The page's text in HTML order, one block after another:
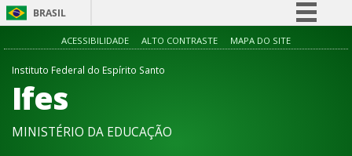
BRASIL
Simplifique!
ACESSIBILIDADE ALTO CONTRASTE MAPA DO SITE
Instituto Federal do Espírito Santo
Ifes
MINISTÉRIO DA EDUCAÇÃO